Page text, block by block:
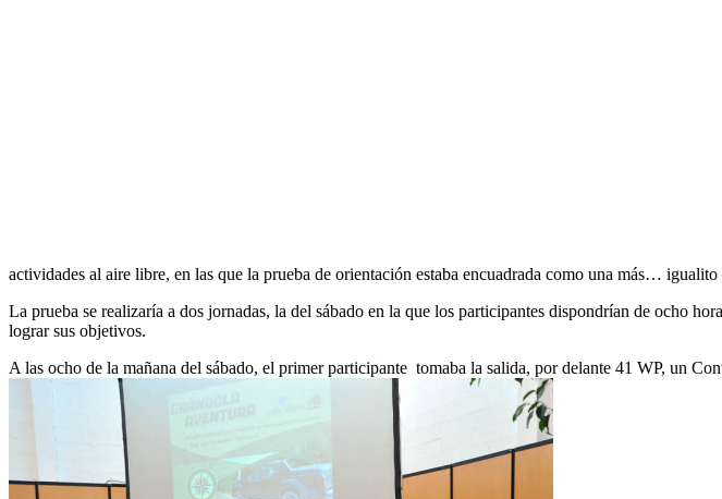
actividades al aire libre, en las que la prueba de orientación estaba encuadrada como una más… igualito
La prueba se realizaría a dos jornadas, la del sábado en la que los participantes dispondrían de ocho
lograr sus objetivos.
A las ocho de la mañana del sábado, el primer participante tomaba la salida, por delante 41 WP, un